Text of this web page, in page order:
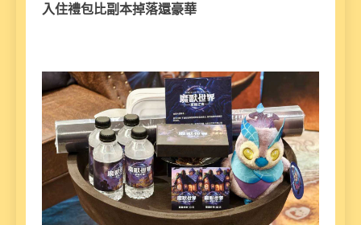
入住禮包比副本掉落還豪華